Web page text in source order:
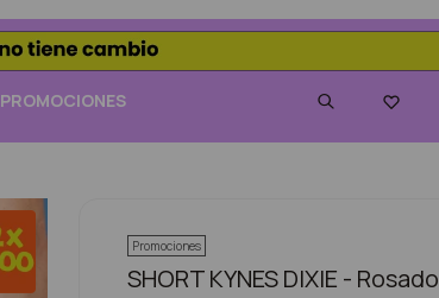
PROMOCIONES 
Promociones
SHORT KYNES DIXIE - Rosado